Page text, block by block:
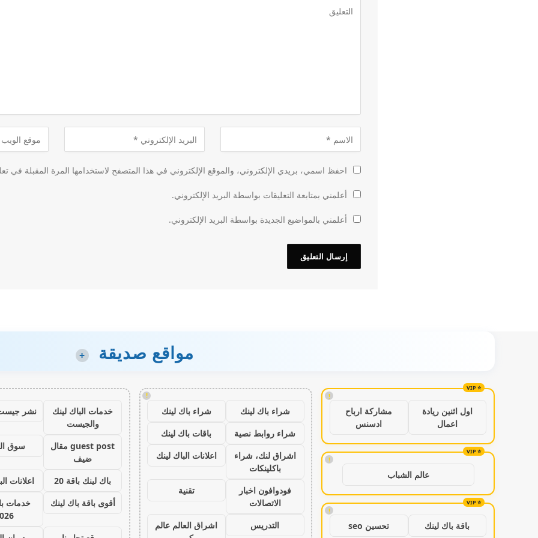
احفظ اسمي، بريدي الإلكتروني، والموقع الإلكتروني في هذا المتصفح لاستخدامها المرة المقبلة في
أعلمني بمتابعة التعليقات بواسطة البريد الإلكتروني.
أعلمني بالمواضيع الجديدة بواسطة البريد الإلكتروني.
مواقع صديقة +
!
اول اثنين ريادة
اعمال
مشاركة ارباح
ادسنس
!
عالم الشباب
!
باقة باك لينك تحسين seo
!
شراء باك لينك
شراء باك لينك
شراء روابط نصية
باقات باك لينك
اشراق لنك، شراء
باكلينكات
اعلانات الباك لينك
فودوافون اخبار
الاتصالات
تقنية
التدريس
اشراق العالم عالم
خدمات الباك لينك
والجيست
نشر
guest post مقال
ضيف
سوق
باك لينك باقة 20
اعلانات
أقوى باقة باك لينك
خدمات